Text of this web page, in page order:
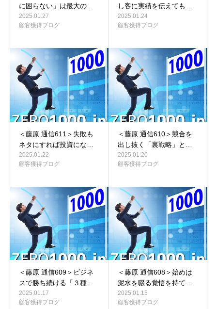
に困らない」は最大の…
2025.01.27
顧客獲得ブログ
し客に実績を伝えても…
2025.01.24
顧客獲得ブログ
＜藤原 通信611＞失敗も
ネタにすれば投資にな…
2025.01.22
顧客獲得ブログ
＜藤原 通信610＞競合を
出し抜く「裏戦略」と…
2025.01.20
顧客獲得ブログ
＜藤原 通信609＞ビジネ
スで勝ち続ける「３種…
2025.01.17
顧客獲得ブログ
＜藤原 通信608＞始めは
泥水を啜る覚悟を持て…
2025.01.15
顧客獲得ブログ